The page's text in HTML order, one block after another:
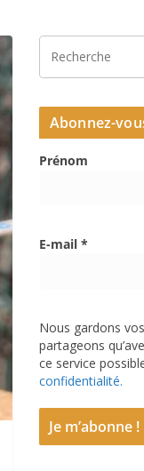
Abonnez-
Prénom
E-mail *
Nous gardons
partageons
ce service
confidentialité.